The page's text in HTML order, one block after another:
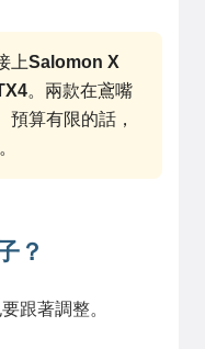
上Salomon X
。兩款在鳶嘴
預算有限的話，
？
跟著調整。